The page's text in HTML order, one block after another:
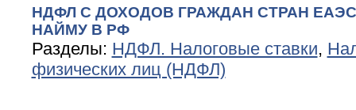
НДФЛ С ДОХОДОВ ГРАЖДАН СТРАН
НАЙМУ В РФ
Разделы: НДФЛ. Налоговые ставки,
физических лиц (НДФЛ)